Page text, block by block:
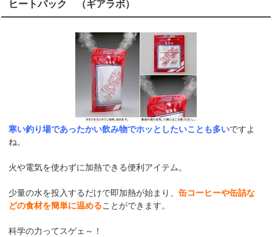
ヒートパック （ギアラボ）
寒い釣り場であったかい飲み物でホッとしたいことも多いですよ
ね。
火や電気を使わずに加熱できる便利アイテム。
少量の水を投入するだけで即加熱が始まり、缶コーヒーや缶詰な
どの食材を簡単に温めることができます。
科学の力ってスゲェ～！